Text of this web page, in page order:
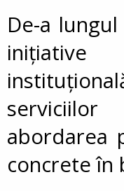
De-a
inițiative
abordarea
concrete în